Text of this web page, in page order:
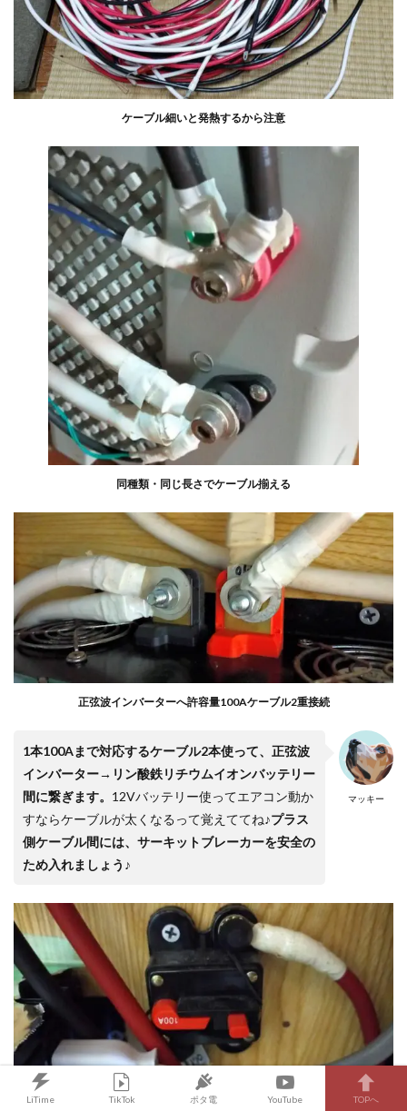
ケーブル細いと発熱するから注意
同種類・同じ長さでケーブル揃える
正弦波インバーターへ許容量100Aケーブル2重接続
マッキー
1本100Aまで対応するケーブル2本使って、正弦波
インバーター→ リン酸鉄リチウムイオンバッテリー
間に繋ぎます。 12Vバッテリー使ってエアコン動か
すならケーブルが太くなるって覚えててね♪プラス
側ケーブル間には、サーキットブレーカーを安全の
ため入れましょう♪
エアコン使うなら200A又は100A2個を選んでね✨
LiTime TikTok ポタ電 YouTube TOPへ